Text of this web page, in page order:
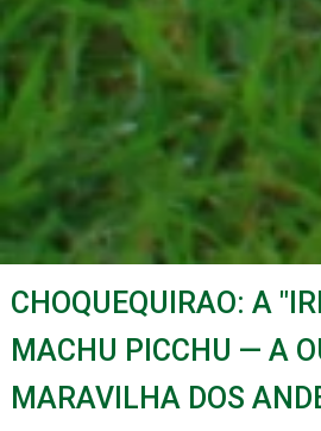
CHOQUEQUIRAO: A
MACHU PICCHU — A
MARAVILHA DOS